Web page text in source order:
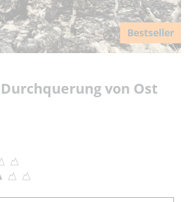
Bestseller
von Ost